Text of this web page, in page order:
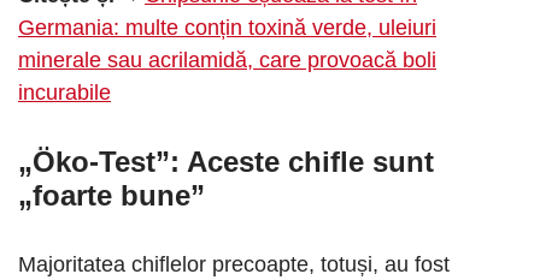
Germania: multe conțin toxină verde, uleiuri
minerale sau acrilamidă, care provoacă boli
incurabile
„Öko-Test”: Aceste chifle sunt
„foarte bune”
Majoritatea chiflelor precoapte, totuși, au fost